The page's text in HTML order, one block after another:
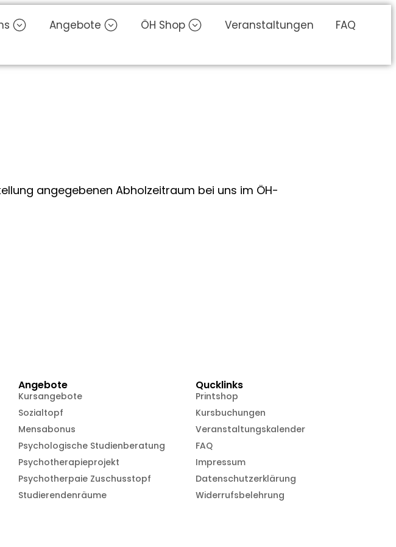
Angebote ÖH Shop Veranstaltungen FAQ
angegebenen Abholzeitraum bei uns im ÖH-
Angebote
Kursangebote
Sozialtopf
Mensabonus
Psychologische Studienberatung
Psychotherapieprojekt
Psychotherpaie Zuschusstopf
Studierendenräume
Qucklinks
Printshop
Kursbuchungen
Veranstaltungskalender
FAQ
Impressum
Datenschutzerklärung
Widerrufsbelehrung